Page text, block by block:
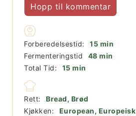
Hopp til kommentar
Forberedelsestid: 15minutter
min
Fermenteringstid
48minutter
min
Total Tid:
15minutter
min
Rett:
Bread, Brød
Kjøkken:
European, Europeisk